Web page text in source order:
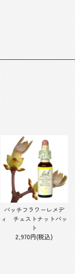
バッチフラワーレメデ
ィ チェストナットバッ
ト
2,970円(税込)